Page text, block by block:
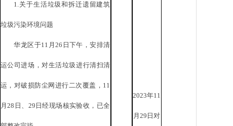
1.关于生活垃圾和拆迁遗留建筑
垃圾污染环境问题
华龙区于11月26日下午，安排清
运公司进场，对生活垃圾进行清扫清
运，对破损防尘网进行二次覆盖，11
月28日、29日经现场核实验收，已全
2023年11
月29日对